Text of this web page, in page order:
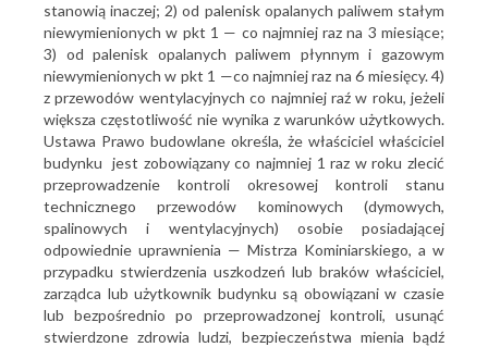
stanowią inaczej; 2) od palenisk opalanych paliwem stałym
niewymienionych w pkt 1 — co najmniej raz na 3 miesiące;
3) od palenisk opalanych paliwem płynnym i gazowym
niewymienionych w pkt 1 —co najmniej raz na 6 miesięcy. 4)
z przewodów wentylacyjnych co najmniej raź w roku, jeżeli
większa częstotliwość nie wynika z warunków użytkowych.
Ustawa Prawo budowlane określa, że właściciel właściciel
budynku jest zobowiązany co najmniej 1 raz w roku zlecić
przeprowadzenie kontroli okresowej kontroli stanu
technicznego przewodów kominowych (dymowych,
spalinowych i wentylacyjnych) osobie posiadającej
odpowiednie uprawnienia — Mistrza Kominiarskiego, a w
przypadku stwierdzenia uszkodzeń lub braków właściciel,
zarządca lub użytkownik budynku są obowiązani w czasie
lub bezpośrednio po przeprowadzonej kontroli, usunąć
stwierdzone zdrowia ludzi, bezpieczeństwa mienia bądź